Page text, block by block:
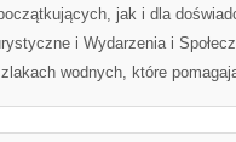
jak i dla
i Wydarzenia i
wodnych, które